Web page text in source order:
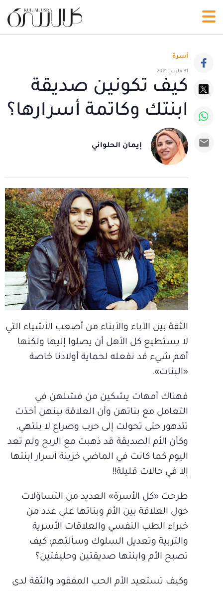
أسرة
31 مارس 2021
كيف تكونين صديقة
ابنتك وكاتمة أسرارها؟
إيمان الحلواني
الثقة بين الآباء والأبناء من أصعب الأشياء التي
لا يستطيع كل الأهل أن يصلوا إليها ولكنها
أهم شيء قد نفعله لحماية أولادنا خاصة
«البنات».
فهناك أمهات يشكين من فشلهن في
التعامل مع بناتهن وأن العلاقة بينهن أخذت
تتدهور حتى تحولت إلى حرب وصراع لا ينتهي،
وكأن الأم الصديقة قد ذهبت مع الريح ولم تعد
اليوم كما كانت في الماضي خزينة أسرار ابنتها
إلا في حالات قليلة!!
طرحت «كل الأسرة» العديد من التساؤلات
حول العلاقة بين الأم وبناتها على عدد من
خبراء الطب النفسي والعلاقات الأسرية
والتربية وتعديل السلوك وسألتهم: كيف
تصبح الأم وابنتها صديقتين وحليفتين؟
وكيف تستعيد الأم الحب المفقود والثقة لدى